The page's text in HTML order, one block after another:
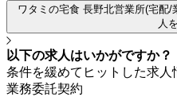
ワタミの宅食 長野北営業所(宅配
人
以下の求人はいかがですか？
条件を緩めてヒットした求人
業務委託契約